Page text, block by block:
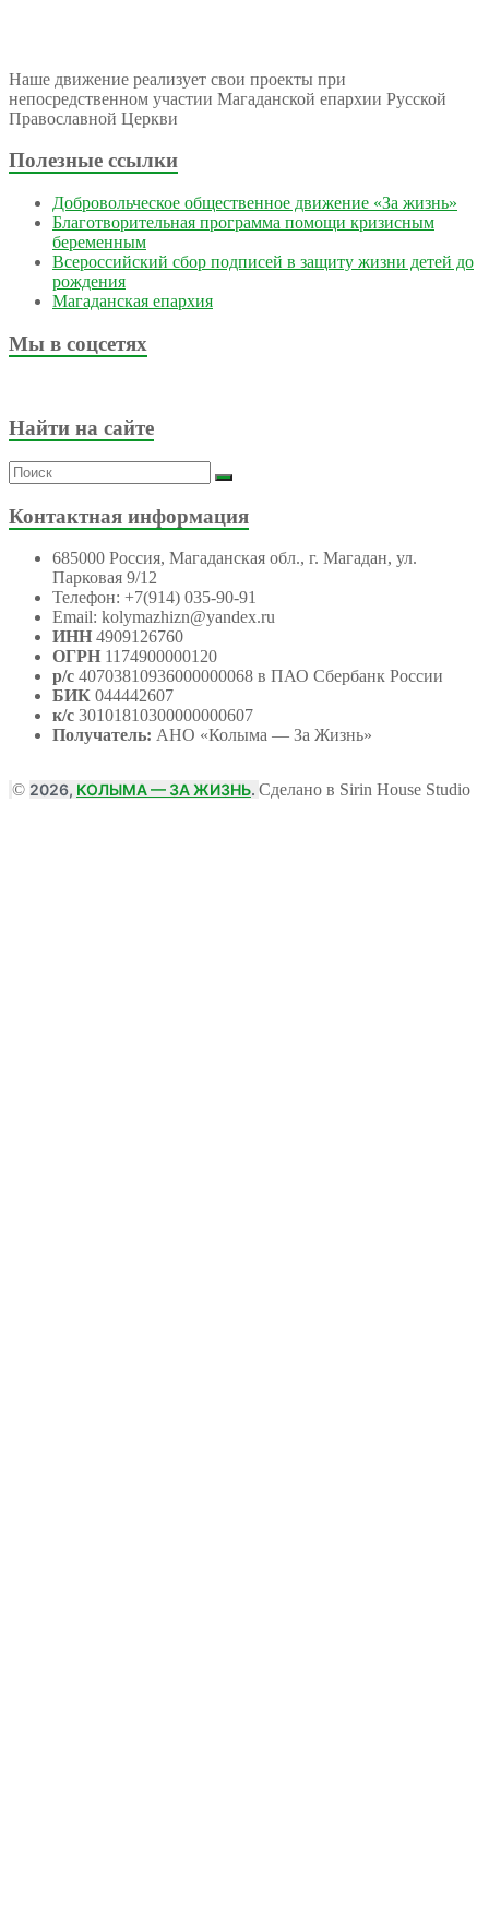
Наше движение реализует свои проекты при
непосредственном участии Магаданской епархии Русской
Православной Церкви
Полезные ссылки
Добровольческое общественное движение «За жизнь»
Благотворительная программа помощи кризисным
беременным
Всероссийский сбор подписей в защиту жизни детей до
рождения
Магаданская епархия
Мы в соцсетях
Найти на сайте
Контактная информация
685000 Россия, Магаданская обл., г. Магадан, ул.
Парковая 9/12
Телефон: +7(914) 035-90-91
Email: kolymazhizn@yandex.ru
ИНН 4909126760
ОГРН 1174900000120
р/с 40703810936000000068 в ПАО Сбербанк России
БИК 044442607
к/с 30101810300000000607
Получатель: АНО «Колыма — За Жизнь»
© 2026, КОЛЫМА — ЗА ЖИЗНЬ. Сделано в Sirin House Studio